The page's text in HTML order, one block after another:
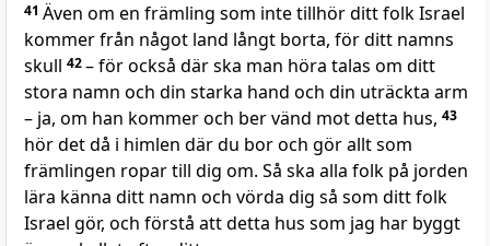
41 Även om en främling som inte tillhör ditt folk Israel
kommer från något land långt borta, för ditt namns
skull 42– för också där ska man höra talas om ditt
stora namn och din starka hand och din uträckta arm
– ja, om han kommer och ber vänd mot detta hus, 43
hör det då i himlen där du bor och gör allt som
främlingen ropar till dig om. Så ska alla folk på jorden
lära känna ditt namn och vörda dig så som ditt folk
Israel gör, och förstå att detta hus som jag har byggt